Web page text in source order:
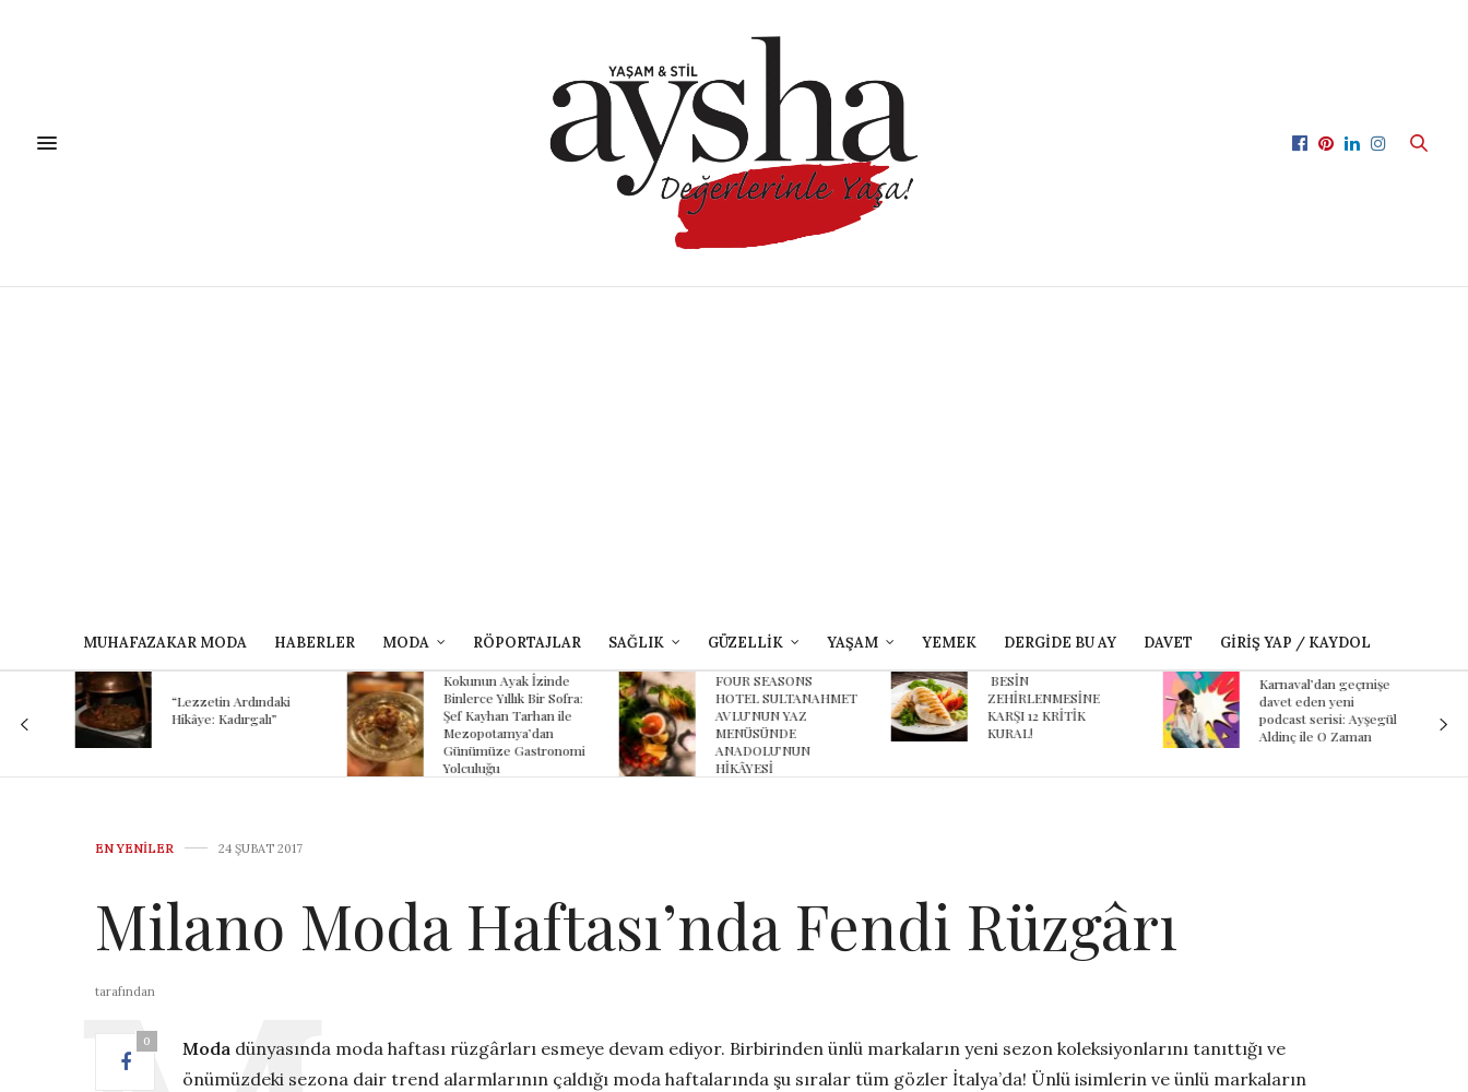
MUHAFAZAKAR MODA HABERLER MODA RÖPORTAJLAR SAĞLIK GÜZELLİK YAŞAM YEMEK DERGIDE BU AY DAVET GIRIŞ YAP / KAYDOL
“Lezzetin Ardındaki
Hikâye: Kadırgalı”
Kokunun Ayak İzinde
Binlerce Yıllık Bir Sofra:
Şef Kayhan Tarhan ile
Mezopotamya’dan
Günümüze Gastronomi
Yolculuğu
FOUR SEASONS
HOTEL SULTANAHMET
AVLU’NUN YAZ
MENÜSÜNDE
ANADOLU’NUN
HİKÂYESİ
BESİN
ZEHİRLENMESİNE
KARŞI 12 KRİTİK
KURAL!
Karnaval’dan geçmişe
davet eden yeni
podcast serisi: Ayşegül
Aldinç ile O Zaman
EN YENILER 24 ŞUBAT 2017
Milano Moda Haftası’nda Fendi Rüzgârı
tarafından
0 Moda dünyasında moda haftası rüzgârları esmeye devam ediyor. Birbirinden ünlü markaların yeni sezon koleksiyonlarını tanıttığı ve
önümüzdeki sezona dair trend alarmlarının çaldığı moda haftalarında şu sıralar tüm gözler İtalya’da! Ünlü isimlerin ve ünlü markaların